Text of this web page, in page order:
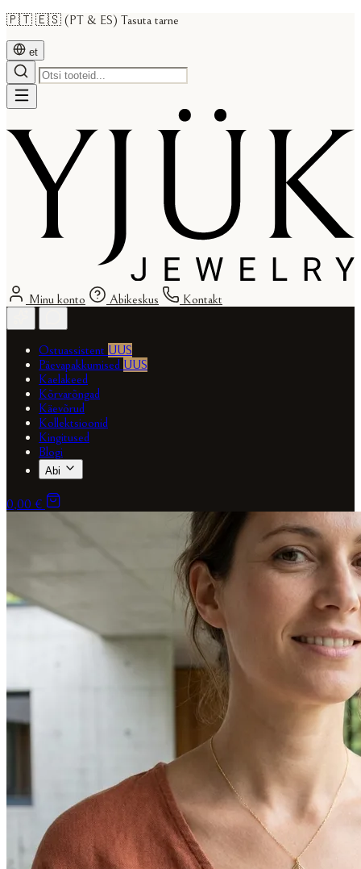
🇵🇹 🇪🇸 (PT & ES) Tasuta tarne
et
Minu konto Abikeskus Kontakt
Ostuassistent UUS
Päevapakkumised UUS
Kaelakeed
Kõrvarõngad
Käevõrud
Kollektsioonid
Kingitused
Blogi
Abi
0,00 €